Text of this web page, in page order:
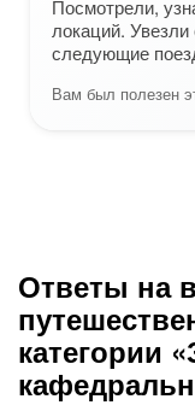
Посмотрели,
локаций.
следующие
Вам был полезен
Ответы на
категории